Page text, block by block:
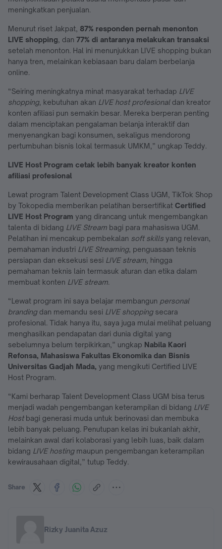
meningkatkan penjualan.
Menurut riset Jakpat, 87% responden pernah menonton
LIVE shopping, dan 77% di antaranya melakukan transaksi
setelah menonton. Hal ini menunjukkan LIVE shopping bukan
hanya tren, melainkan kebiasaan baru dalam berbelanja
online.
“Seiring meningkatnya minat masyarakat terhadap LIVE
shopping, kebutuhan akan LIVE host profesionaldan kreator
konten afiliasi pun semakin besar. Mereka berperan penting
dalam menciptakan pengalaman belanja interaktif dan
menyenangkan bagi konsumen, sekaligus mendorong
pertumbuhan bisnis lokal termasuk UMKM,” ungkap Teddy.
LIVE Host Program cetak lebih banyak kreator konten
afiliasi profesional
Lewat program Talent Development Class UGM, TikTok Shop
by Tokopedia memberikan pelatihan bersertifikat Certified
LIVE Host Program yang dirancang untuk mengembangkan
talenta di bidang LIVE Stream bagi para mahasiswa UGM.
Pelatihan ini mencakup pembekalan soft skills yang relevan,
pemahaman industri LIVE Streaming, penguasaan teknis
persiapan dan eksekusi sesi LIVE stream, hingga
pemahaman teknis lain termasuk aturan dan etika dalam
membuat konten LIVE stream.
“Lewat program ini saya belajar membangun personal
brandingdan memandu sesi LIVE shoppingsecara
profesional. Tidak hanya itu, saya juga mulai melihat peluang
menghasilkan pendapatan dari dunia digital yang
sebelumnya belum terpikirkan,” ungkap Nabila Kaori
Refonsa, Mahasiswa Fakultas Ekonomika dan Bisnis
Universitas Gadjah Mada, yang mengikuti Certified LIVE
Host Program.
“Kami berharap Talent Development Class UGM bisa terus
menjadi wadah pengembangan keterampilan di bidang LIVE
Hostbagi generasi muda untuk berinovasi dan membuka
lebih banyak peluang. Penutupan kelas ini bukanlah akhir,
melainkan awal dari kolaborasi yang lebih luas, baik dalam
bidang LIVE hostingmaupun pengembangan keterampilan
kewirausahaan digital,” tutup Teddy.
Share
Rizky Juanita Azuz